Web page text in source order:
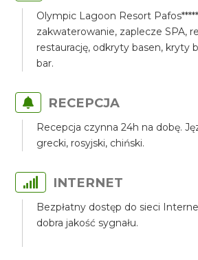
Olympic Lagoon Resort
zakwaterowanie, zaplecze SPA,
restaurację, odkryty basen, kryty
bar.
RECEPCJA
Recepcja czynna 24h na dobę.
grecki, rosyjski, chiński.
INTERNET
Bezpłatny dostęp do sieci
dobra jakość sygnału.